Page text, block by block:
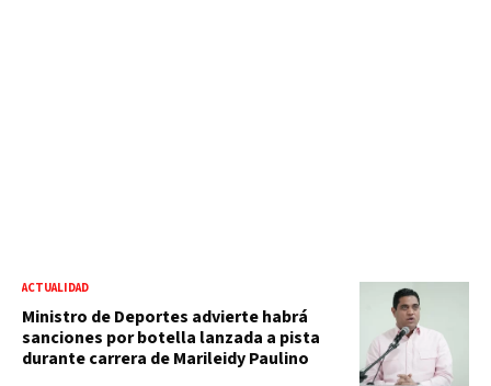
ACTUALIDAD
Ministro de Deportes advierte habrá
sanciones por botella lanzada a pista
durante carrera de Marileidy Paulino